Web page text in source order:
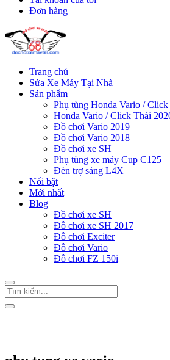
Đơn hàng
Trang chủ
Sửa Xe Máy Tại Nhà
Sản phẩm
Phụ tùng Honda Vario / Click
Honda Vario / Click Thái
Đồ chơi Vario 2019
Đồ chơi Vario 2018
Đồ chơi xe SH
Phụ tùng xe máy Cup C125
Đèn trợ sáng L4X
Nổi bật
Mới nhất
Blog
Đồ chơi xe SH
Đồ chơi xe SH 2017
Đồ chơi Exciter
Đồ chơi Vario
Đồ chơi FZ 150i